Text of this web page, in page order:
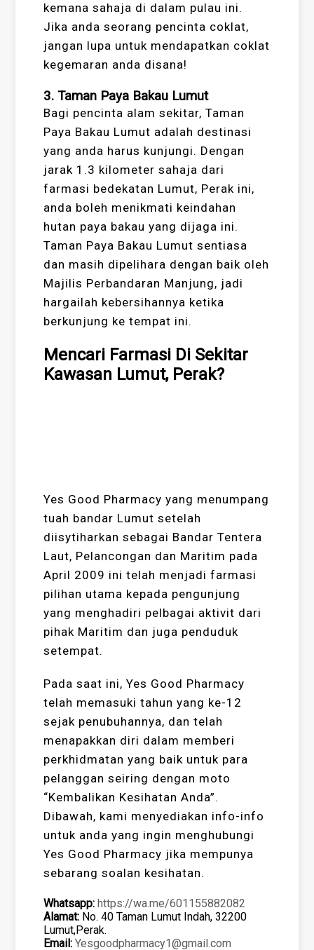
kemana sahaja di dalam pulau ini.
Jika anda seorang pencinta coklat,
jangan lupa untuk mendapatkan coklat
kegemaran anda disana!
3. Taman Paya Bakau Lumut
Bagi pencinta alam sekitar, Taman
Paya Bakau Lumut adalah destinasi
yang anda harus kunjungi. Dengan
jarak 1.3 kilometer sahaja dari
farmasi bedekatan Lumut, Perak ini,
anda boleh menikmati keindahan
hutan paya bakau yang dijaga ini.
Taman Paya Bakau Lumut sentiasa
dan masih dipelihara dengan baik oleh
Majilis Perbandaran Manjung, jadi
hargailah kebersihannya ketika
berkunjung ke tempat ini.
Mencari Farmasi Di Sekitar
Kawasan Lumut, Perak?
Yes Good Pharmacy yang menumpang
tuah bandar Lumut setelah
diisytiharkan sebagai Bandar Tentera
Laut, Pelancongan dan Maritim pada
April 2009 ini telah menjadi farmasi
pilihan utama kepada pengunjung
yang menghadiri pelbagai aktivit dari
pihak Maritim dan juga penduduk
setempat.
Pada saat ini, Yes Good Pharmacy
telah memasuki tahun yang ke-12
sejak penubuhannya, dan telah
menapakkan diri dalam memberi
perkhidmatan yang baik untuk para
pelanggan seiring dengan moto
“Kembalikan Kesihatan Anda”.
Dibawah, kami menyediakan info-info
untuk anda yang ingin menghubungi
Yes Good Pharmacy jika mempunya
sebarang soalan kesihatan.
Whatsapp:https://wa.me/601155882082
Alamat: No. 40 Taman Lumut Indah, 32200
Lumut,Perak.
Email:Yesgoodpharmacy1@gmail.com